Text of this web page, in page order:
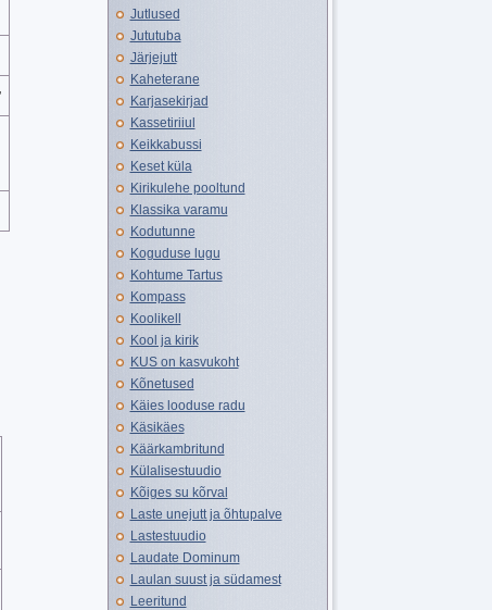
Jutlused
Jututuba
Järjejutt
Kaheterane
Karjasekirjad
Kassetiriiul
Keikkabussi
Keset küla
Kirikulehe pooltund
Klassika varamu
Kodutunne
Koguduse lugu
Kohtume Tartus
Kompass
Koolikell
Kool ja kirik
KUS on kasvukoht
Kõnetused
Käies looduse radu
Käsikäes
Käärkambritund
Külalisestuudio
Kõiges su kõrval
Laste unejutt ja õhtupalve
Lastestuudio
Laudate Dominum
Laulan suust ja südamest
Leeritund